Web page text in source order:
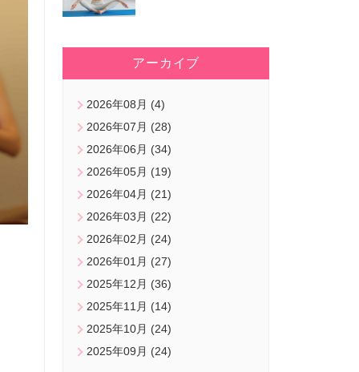
アーカイブ
2026年08月 (4)
2026年07月 (28)
2026年06月 (34)
2026年05月 (19)
2026年04月 (21)
2026年03月 (22)
2026年02月 (24)
2026年01月 (27)
2025年12月 (36)
2025年11月 (14)
2025年10月 (24)
2025年09月 (24)